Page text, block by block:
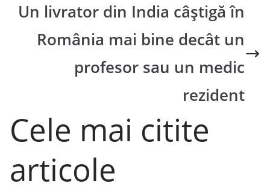
Un livrator din India câștigă în
România mai bine decât un
profesor sau un medic
rezident
Cele mai citite
articole